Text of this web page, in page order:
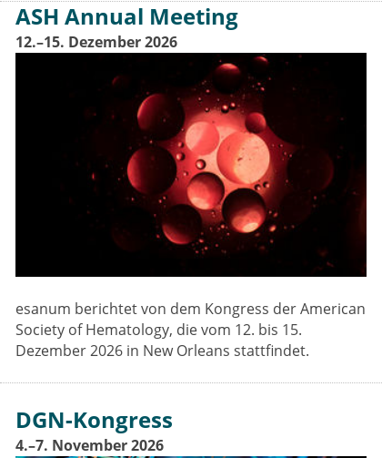
ASH Annual Meeting
12.–15. Dezember 2026
esanum berichtet von dem Kongress der American
Society of Hematology, die vom 12. bis 15.
Dezember 2026 in New Orleans stattfindet.
DGN-Kongress
4.–7. November 2026